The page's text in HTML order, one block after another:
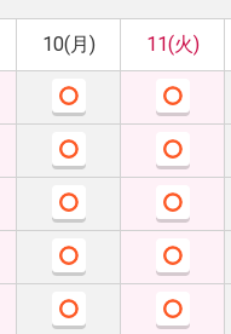
10(月) 11(火)